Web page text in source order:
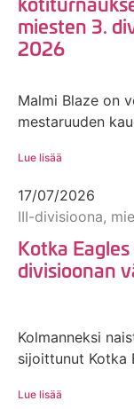
miesten 3.
2026
Malmi Blaze on
mestaruuden
Lue lisää
17/07/2026
III-divisioona,
Kotka
divisioonan
Kolmanneksi
sijoittunut Kotka
Lue lisää